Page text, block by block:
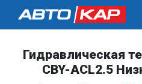
Гидравлическая
CBY-ACL2.5